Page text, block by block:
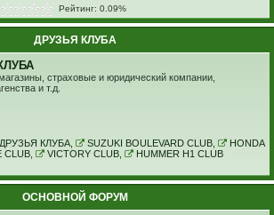
Рейтинг: 0.09%
ДРУЗЬЯ КЛУБА
страховые и юридический компании,
и т.д.
ДРУЗЬЯ КЛУБА, SUZUKI BOULEVARD CLUB,
HONDA
CLUB
VICTORY CLUB,
HUMMER H1 CLUB
ОСНОВНОЙ ФОРУМ